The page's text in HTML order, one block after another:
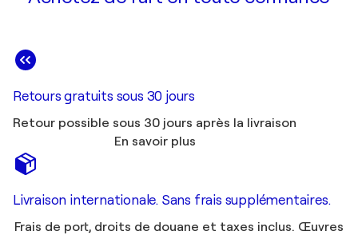
Retours gratuits sous 30 jours
Retour possible sous 30 jours après la livraison
En savoir plus
Livraison internationale. Sans frais supplémentaires.
Frais de port, droits de douane et taxes inclus. Œuvres